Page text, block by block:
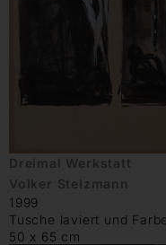
Dreimal Werkstatt
Volker Stelzmann
1999
Tusche laviert und
50 x 65 cm